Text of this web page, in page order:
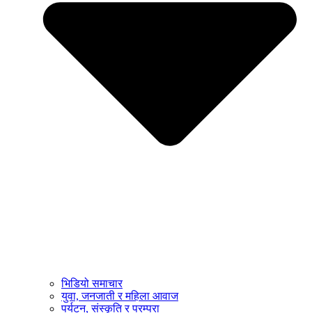
भिडियो समाचार
युवा, जनजाती र महिला आवाज
पर्यटन, संस्कृति र परम्परा